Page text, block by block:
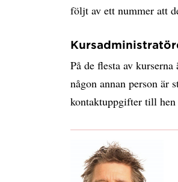
följt av ett nummer att
På de flesta av
någon annan person är
kontaktuppgifter till hen